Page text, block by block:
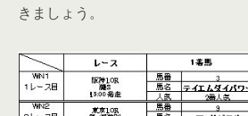
きましょう。